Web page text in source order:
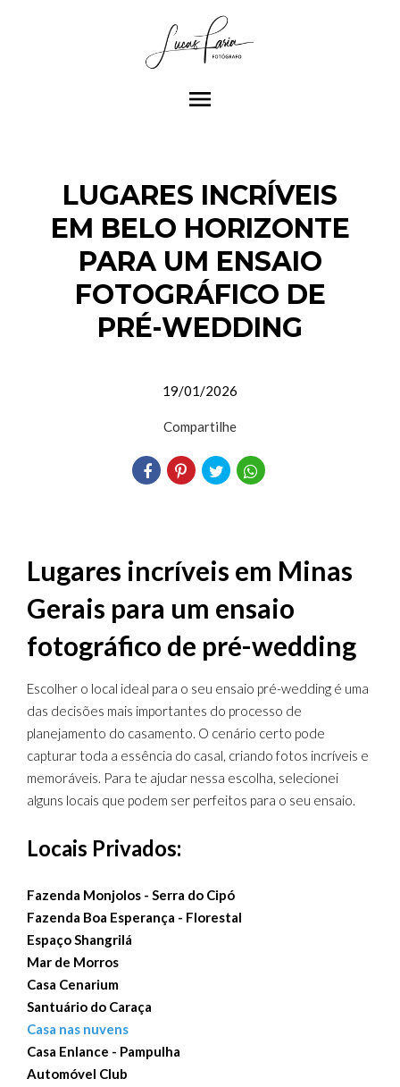
menu
LUGARES INCRÍVEIS
EM BELO HORIZONTE
PARA UM ENSAIO
FOTOGRÁFICO DE
PRÉ-WEDDING
19/01/2026
Compartilhe
Lugares incríveis em Minas
Gerais para um ensaio
fotográfico de pré-wedding
Escolher o local ideal para o seu ensaio pré-wedding é uma
das decisões mais importantes do processo de
planejamento do casamento. O cenário certo pode
capturar toda a essência do casal, criando fotos incríveis e
memoráveis. Para te ajudar nessa escolha, selecionei
alguns locais que podem ser perfeitos para o seu ensaio.
Locais Privados:
Fazenda Monjolos - Serra do Cipó
Fazenda Boa Esperança - Florestal
Espaço Shangrilá
Mar de Morros
Casa Cenarium
Santuário do Caraça
Casa nas nuvens
Casa Enlance - Pampulha
Automóvel Club